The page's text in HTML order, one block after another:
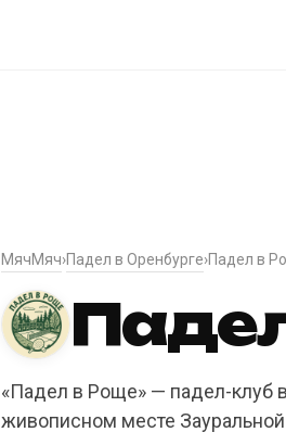
МячМяч›Падел в Оренбурге›Падел в
«Падел в Роще» — падел-клуб
живописном месте